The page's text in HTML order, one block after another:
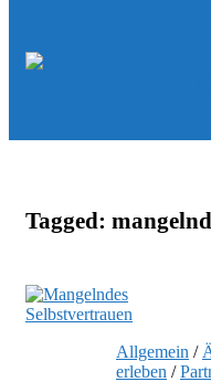
Tagged:
Allgemein /
erleben /